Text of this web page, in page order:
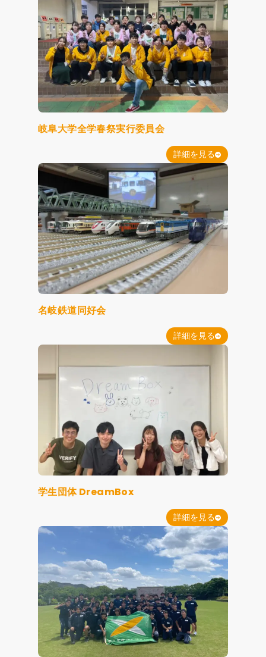
岐阜大学全学春祭実行委員会
詳細を見る
名岐鉄道同好会
詳細を見る
学生団体 DreamBox
詳細を見る